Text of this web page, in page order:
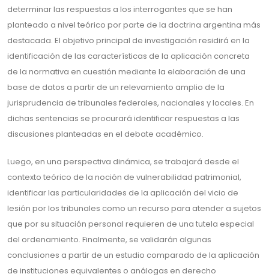
determinar las respuestas a los interrogantes que se han
planteado a nivel teórico por parte de la doctrina argentina más
destacada. El objetivo principal de investigación residirá en la
identificación de las características de la aplicación concreta
de la normativa en cuestión mediante la elaboración de una
base de datos a partir de un relevamiento amplio de la
jurisprudencia de tribunales federales, nacionales y locales. En
dichas sentencias se procurará identificar respuestas a las
discusiones planteadas en el debate académico.
Luego, en una perspectiva dinámica, se trabajará desde el
contexto teórico de la noción de vulnerabilidad patrimonial,
identificar las particularidades de la aplicación del vicio de
lesión por los tribunales como un recurso para atender a sujetos
que por su situación personal requieren de una tutela especial
del ordenamiento. Finalmente, se validarán algunas
conclusiones a partir de un estudio comparado de la aplicación
de instituciones equivalentes o análogas en derecho